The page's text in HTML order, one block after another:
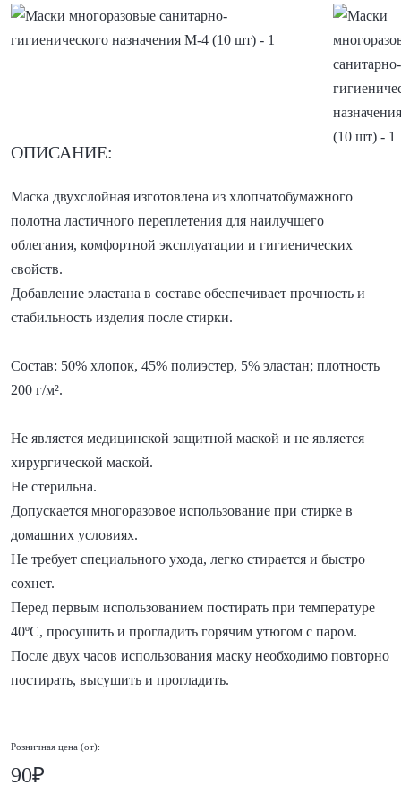
ОПИСАНИЕ:
Маска двухслойная изготовлена из хлопчатобумажного
полотна ластичного переплетения для наилучшего
облегания, комфортной эксплуатации и гигиенических
свойств.
Добавление эластана в составе обеспечивает прочность и
стабильность изделия после стирки.
Состав: 50% хлопок, 45% полиэстер, 5% эластан; плотность
200 г/м².
Не является медицинской защитной маской и не является
хирургической маской.
Не стерильна.
Допускается многоразовое использование при стирке в
домашних условиях.
Не требует специального ухода, легко стирается и быстро
сохнет.
Перед первым использованием постирать при температуре
40ºС, просушить и прогладить горячим утюгом с паром.
После двух часов использования маску необходимо повторно
постирать, высушить и прогладить.
Розничная цена (от):
90₽